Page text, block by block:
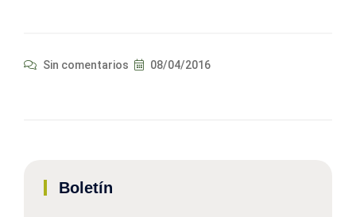
Sin comentarios 08/04/2016
Boletín